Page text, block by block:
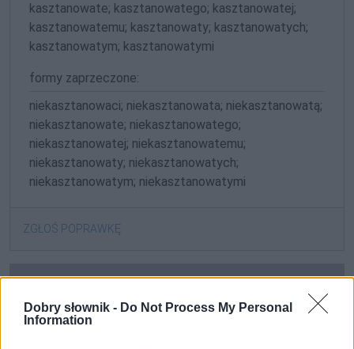
Dobry słownik - Do Not Process My Personal
Information
kasztanowate; kasztanowatego; kasztanowatej;
kasztanowatemu; kasztanowaty; kasztanowatych;
kasztanowatym; kasztanowatymi
formy zaprzeczone:
niekasztanowaci; niekasztanowata; niekasztanowatą;
niekasztanowate; niekasztanowatego;
niekasztanowatej; niekasztanowatemu;
niekasztanowaty; niekasztanowatych;
niekasztanowatym; niekasztanowatymi
ZGŁOŚ POPRAWKĘ